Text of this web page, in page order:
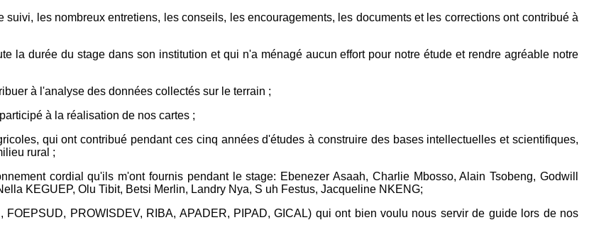
les nombreux entretiens, les conseils, les encouragements, les documents et les corrections ont contribué à
la durée du stage dans son institution et qui n'a ménagé aucun effort pour notre étude et rendre agréable notre
à l'analyse des données collectés sur le terrain ;
à la réalisation de nos cartes ;
qui ont contribué pendant ces cinq années d'études à construire des bases intellectuelles et scientifiques,
rural ;
cordial qu'ils m'ont fournis pendant le stage: Ebenezer Asaah, Charlie Mbosso, Alain Tsobeng, Godwill
KEGUEP, Olu Tibit, Betsi Merlin, Landry Nya, S uh Festus, Jacqueline NKENG;
PROWISDEV, RIBA, APADER, PIPAD, GICAL) qui ont bien voulu nous servir de guide lors de nos